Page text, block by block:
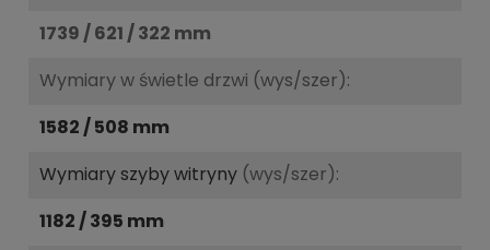
1739 / 621 / 322 mm
Wymiary w świetle drzwi (wys/szer):
1582 / 508 mm
Wymiary szyby witryny (wys/szer):
1182 / 395 mm